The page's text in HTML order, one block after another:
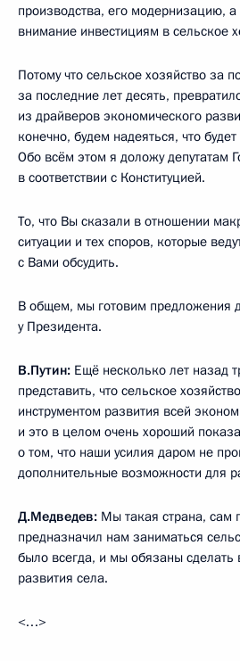
производства, его модернизацию, а
внимание инвестициям в сельское
Потому что сельское хозяйство за
за последние лет десять,
из драйверов экономического
конечно, будем надеяться, что
Обо всём этом я доложу депутатам
в соответствии с Конституцией.
То, что Вы сказали в отношении
ситуации и тех споров, которые
с Вами обсудить.
В общем, мы готовим предложения
у Президента.
В.Путин: Ещё несколько лет назад
представить, что сельское
инструментом развития всей
и это в целом очень хороший
о том, что наши усилия даром не
дополнительные возможности для
Д.Медведев: Мы такая страна, сам
предназначил нам заниматься
было всегда, и мы обязаны сделать
развития села.
<…>